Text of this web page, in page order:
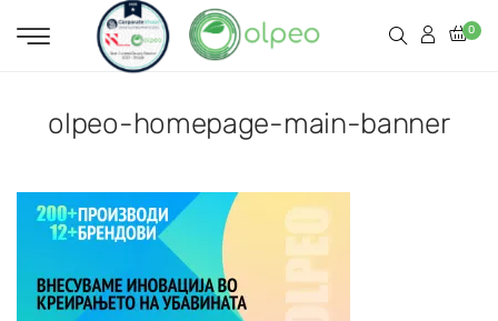
0
olpeo-homepage-main-banner